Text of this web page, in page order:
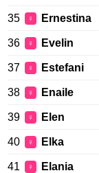
35 ♀ Ernestina
36 ♀ Evelin
37 ♀ Estefani
38 ♀ Enaile
39 ♀ Elen
40 ♀ Elka
41 ♀ Elania